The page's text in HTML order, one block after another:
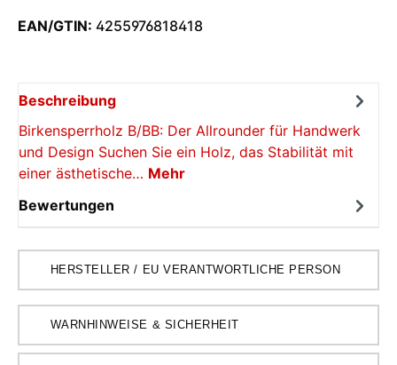
EAN/GTIN: 4255976818418
Beschreibung
Birkensperrholz B/BB: Der Allrounder für Handwerk
und Design Suchen Sie ein Holz, das Stabilität mit
einer ästhetische… Mehr
Bewertungen
HERSTELLER / EU VERANTWORTLICHE PERSON
WARNHINWEISE & SICHERHEIT